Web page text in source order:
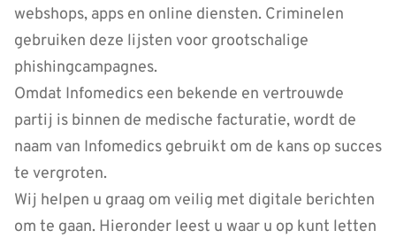
webshops, apps en online diensten. Criminelen
gebruiken deze lijsten voor grootschalige
phishingcampagnes.
Omdat Infomedics een bekende en vertrouwde
partij is binnen de medische facturatie, wordt de
naam van Infomedics gebruikt om de kans op succes
te vergroten.
Wij helpen u graag om veilig met digitale berichten
om te gaan. Hieronder leest u waar u op kunt letten